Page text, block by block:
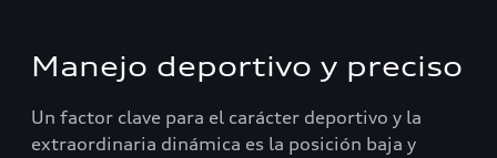
Manejo deportivo y preciso
Un factor clave para el carácter deportivo y la
extraordinaria dinámica es la posición baja y